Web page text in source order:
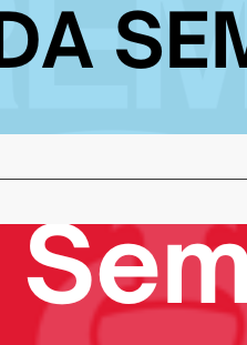
regressiva para nossa
O MELHOR JOGO